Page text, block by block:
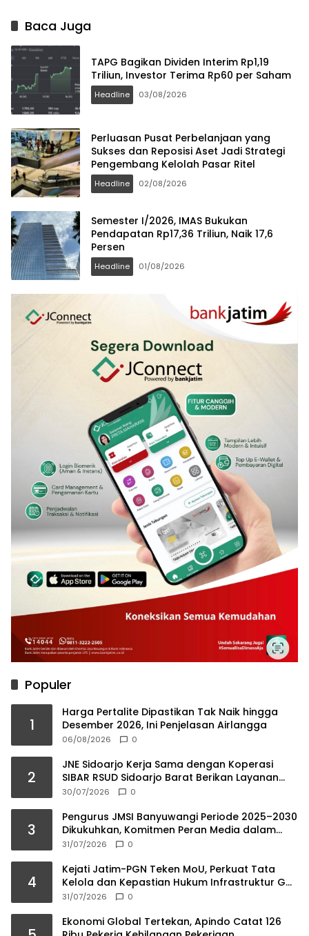
Baca Juga
TAPG Bagikan Dividen Interim Rp1,19
Triliun, Investor Terima Rp60 per Saham
Headline 03/08/2026
Perluasan Pusat Perbelanjaan yang
Sukses dan Reposisi Aset Jadi Strategi
Pengembang Kelolah Pasar Ritel
Headline 02/08/2026
Semester I/2026, IMAS Bukukan
Pendapatan Rp17,36 Triliun, Naik 17,6
Persen
Headline 01/08/2026
Populer
1
Harga Pertalite Dipastikan Tak Naik hingga
Desember 2026, Ini Penjelasan Airlangga
06/08/2026 0
2
JNE Sidoarjo Kerja Sama dengan Koperasi
SIBAR RSUD Sidoarjo Barat Berikan Layanan
Farmasi Tanpa Antri
30/07/2026 0
3
Pengurus JMSI Banyuwangi Periode 2025–2030
Dikukuhkan, Komitmen Peran Media dalam
Investasi Daerah
31/07/2026 0
4
Kejati Jatim-PGN Teken MoU, Perkuat Tata
Kelola dan Kepastian Hukum Infrastruktur Gas
Bumi
31/07/2026 0
Ekonomi Global Tertekan, Apindo Catat 126